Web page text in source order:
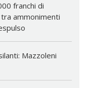
franchi di
ammonimenti
Mazzoleni